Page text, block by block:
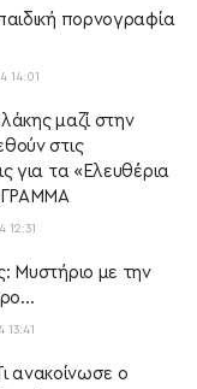
πορνογραφία
14:01
μαζί στην
στις
για τα «Ελευθέρια
12:31
Μυστήριο με την
13:41
ανακοίνωσε ο